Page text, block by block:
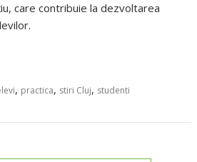
care contribuie la dezvoltarea
, practica, stiri Cluj, studenti